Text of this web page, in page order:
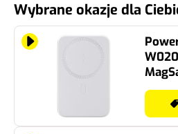
Wybrane okazje dla
USB-